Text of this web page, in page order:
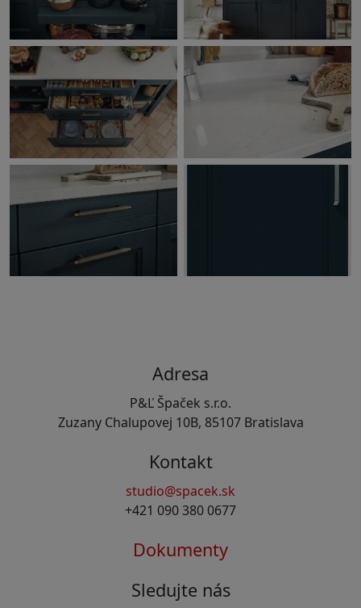
Adresa
P&Ľ Špaček s.r.o.
Zuzany Chalupovej 10B, 85107 Bratislava
Kontakt
studio@spacek.sk
+421 090 380 0677
Dokumenty
Sledujte nás